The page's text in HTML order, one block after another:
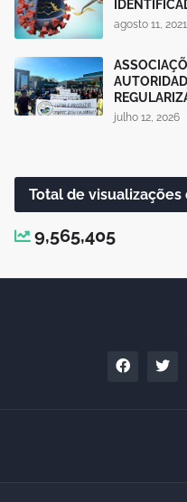
agosto 11, 2021
julho 12, 2026
Total de visualizações
9,565,405